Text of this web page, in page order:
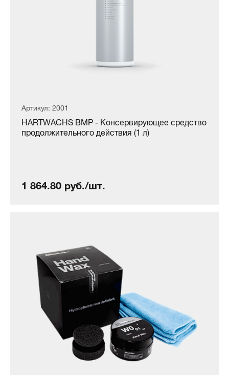
Артикул: 2001
HARTWACHS BMP - Консервирующее средство
продолжительного действия (1 л)
1 864.80 руб./шт.